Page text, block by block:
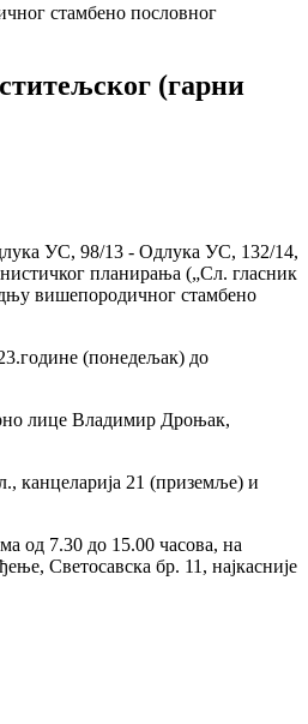
стамбено пословног
(гарни
УС, 98/13 - Одлука УС, 132/14,
планирања („Сл. гласник
вишепородичног стамбено
(понедељак) до
лице Владимир Дроњак,
канцеларија 21 (приземље) и
од 7.30 до 15.00 часова, на
Светосавска бр. 11, најкасније